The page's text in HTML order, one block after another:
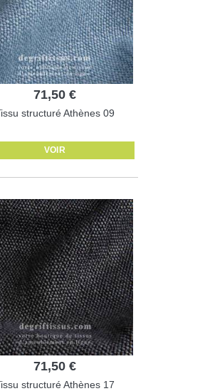
71,50 €
structuré Athènes 09
VOIR
71,50 €
structuré Athènes 17